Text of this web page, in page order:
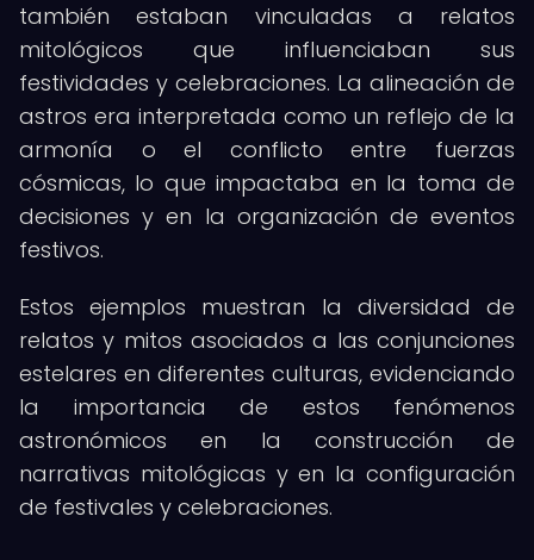
también estaban vinculadas a relatos
mitológicos que influenciaban sus
festividades y celebraciones. La alineación de
astros era interpretada como un reflejo de la
armonía o el conflicto entre fuerzas
cósmicas, lo que impactaba en la toma de
decisiones y en la organización de eventos
festivos.
Estos ejemplos muestran la diversidad de
relatos y mitos asociados a las conjunciones
estelares en diferentes culturas, evidenciando
la importancia de estos fenómenos
astronómicos en la construcción de
narrativas mitológicas y en la configuración
de festivales y celebraciones.